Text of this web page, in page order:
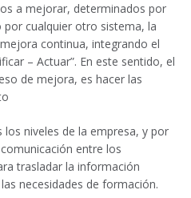
a mejorar, determinados por
cualquier otro sistema, la
continua, integrando el
– Actuar”. En este sentido, el
de mejora, es hacer las
niveles de la empresa, y por
entre los
trasladar la información
necesidades de formación.